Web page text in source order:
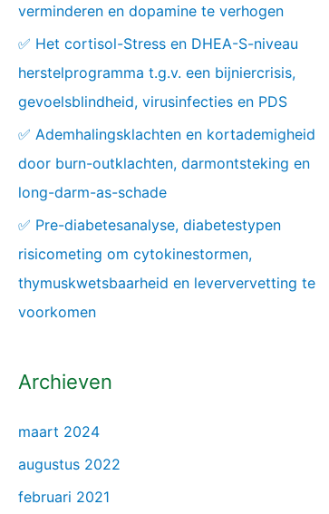
verminderen en dopamine te verhogen
✅ Het cortisol-Stress en DHEA-S-niveau
herstelprogramma t.g.v. een bijniercrisis,
gevoelsblindheid, virusinfecties en PDS
✅ Ademhalingsklachten en kortademigheid
door burn-outklachten, darmontsteking en
long-darm-as-schade
✅ Pre-diabetesanalyse, diabetestypen
risicometing om cytokinestormen,
thymuskwetsbaarheid en leververvetting te
voorkomen
Archieven
maart 2024
augustus 2022
februari 2021